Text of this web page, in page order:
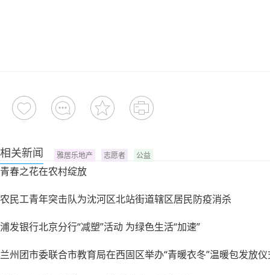
相关新闻 雅居乐地产 志愿者 公益
青春之花在农村绽放
农民工青年突击队为沈河区北站街道辖区居民防疫消杀
浦发银行北京分行“减塑”活动 为绿色生活“加速”
兰州团市委联合市教育局在西固区举办“青暖衣冬”温暖包发放